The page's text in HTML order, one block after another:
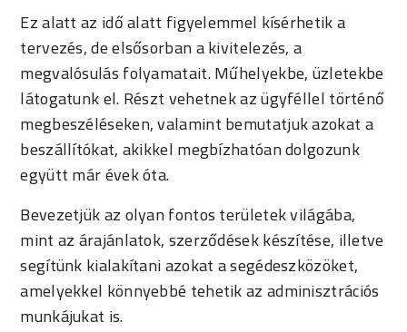
Ez alatt az idő alatt figyelemmel kísérhetik a
tervezés, de elsősorban a kivitelezés, a
megvalósulás folyamatait. Műhelyekbe, üzletekbe
látogatunk el. Részt vehetnek az ügyféllel történő
megbeszéléseken, valamint bemutatjuk azokat a
beszállítókat, akikkel megbízhatóan dolgozunk
együtt már évek óta.
Bevezetjük az olyan fontos területek világába,
mint az árajánlatok, szerződések készítése, illetve
segítünk kialakítani azokat a segédeszközöket,
amelyekkel könnyebbé tehetik az adminisztrációs
munkájukat is.